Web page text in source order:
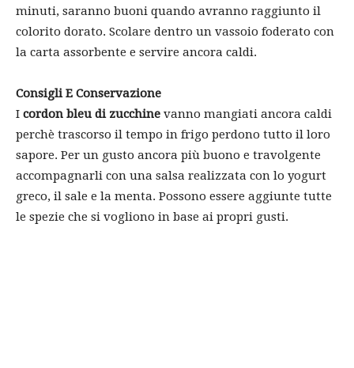
minuti, saranno buoni quando avranno raggiunto il
colorito dorato. Scolare dentro un vassoio foderato con
la carta assorbente e servire ancora caldi.
Consigli E Conservazione
I cordon bleu di zucchine vanno mangiati ancora caldi
perchè trascorso il tempo in frigo perdono tutto il loro
sapore. Per un gusto ancora più buono e travolgente
accompagnarli con una salsa realizzata con lo yogurt
greco, il sale e la menta. Possono essere aggiunte tutte
le spezie che si vogliono in base ai propri gusti.